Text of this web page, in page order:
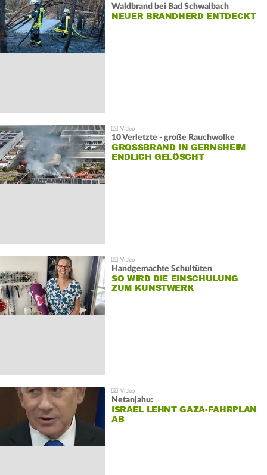
Waldbrand bei Bad Schwalbach
NEUER BRANDHERD ENTDECKT
10 Verletzte - große Rauchwolke
GROSSBRAND IN GERNSHEIM E
NDLICH GELÖSCHT
Handgemachte Schultüten
SO WIRD DIE EINSCHULUNG
ZUM KUNSTWERK
Netanjahu:
ISRAEL LEHNT GAZA-FAHRPLAN
AB